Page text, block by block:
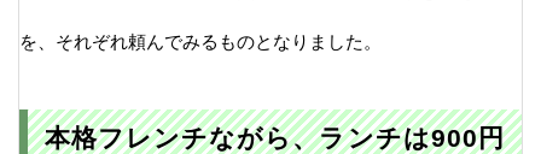
を、それぞれ頼んでみるものとなりました。
本格フレンチながら、ランチは900円